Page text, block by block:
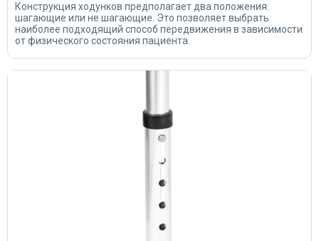
Конструкция ходунков предполагает два положения:
шагающие или не шагающие. Это позволяет выбрать
наиболее подходящий способ передвижения в зависимости
от физического состояния пациента.